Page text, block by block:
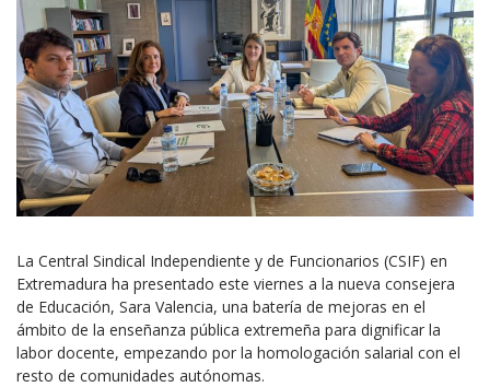
La Central Sindical Independiente y de Funcionarios (CSIF) en
Extremadura ha presentado este viernes a la nueva consejera
de Educación, Sara Valencia, una batería de mejoras en el
ámbito de la enseñanza pública extremeña para dignificar la
labor docente, empezando por la homologación salarial con el
resto de comunidades autónomas.